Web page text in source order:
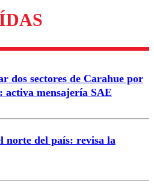
moderados para garantizar un
respetuoso.
dos sectores de Carahue por
activa mensajería SAE
norte del país: revisa la